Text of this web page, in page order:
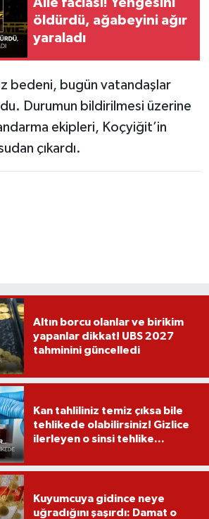
Aile faciası! Yengesini
öldürdü, ağabeyini ağır
yaraladı
bedeni, bugün vatandaşlar
Durumun bildirilmesi üzerine
ekipleri, Koçyiğit’in
çıkardı.
Altın borcu olanlar ve birikim
yapanlar dikkat! UBS 2027
tahminini güncelledi
Kan tahliliniz temiz çıksa bile
tehlikede olabilirsiniz! Gizlice
ilerleyen o sinsi tehlike...
Kuyumcuya gidince neye
uğradığını şaşırdı: Damat o